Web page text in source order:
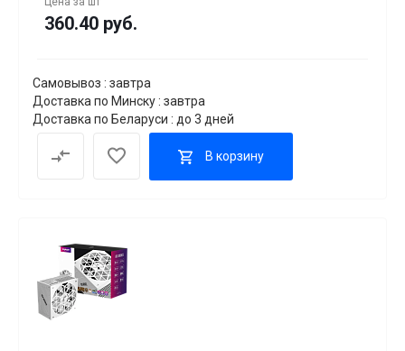
360.40 руб.
Самовывоз : завтра
Доставка по Минску : завтра
Доставка по Беларуси : до 3 дней
В корзину